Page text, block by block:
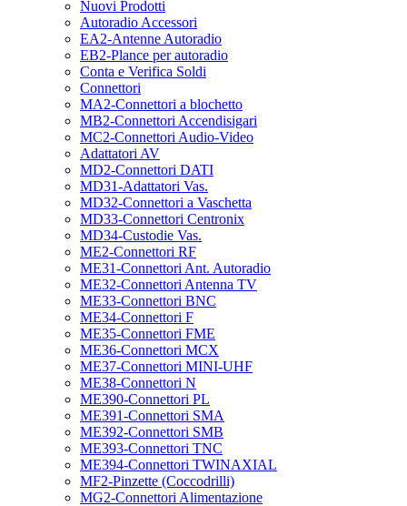
Nuovi Prodotti
Autoradio Accessori
EA2-Antenne Autoradio
EB2-Plance per autoradio
Conta e Verifica Soldi
Connettori
MA2-Connettori a blochetto
MB2-Connettori Accendisigari
MC2-Connettori Audio-Video
Adattatori AV
MD2-Connettori DATI
MD31-Adattatori Vas.
MD32-Connettori a Vaschetta
MD33-Connettori Centronix
MD34-Custodie Vas.
ME2-Connettori RF
ME31-Connettori Ant. Autoradio
ME32-Connettori Antenna TV
ME33-Connettori BNC
ME34-Connettori F
ME35-Connettori FME
ME36-Connettori MCX
ME37-Connettori MINI-UHF
ME38-Connettori N
ME390-Connettori PL
ME391-Connettori SMA
ME392-Connettori SMB
ME393-Connettori TNC
ME394-Connettori TWINAXIAL
MF2-Pinzette (Coccodrilli)
MG2-Connettori Alimentazione